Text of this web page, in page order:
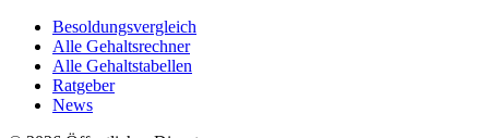
Besoldungsvergleich
Alle Gehaltsrechner
Alle Gehaltstabellen
Ratgeber
News